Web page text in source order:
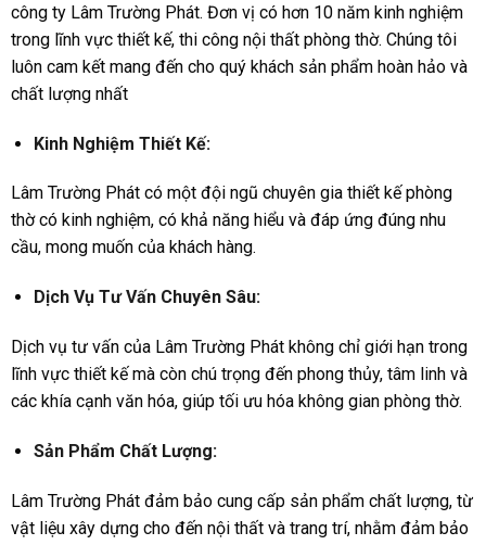
công ty Lâm Trường Phát. Đơn vị có hơn 10 năm kinh nghiệm
trong lĩnh vực thiết kế, thi công nội thất phòng thờ. Chúng tôi
luôn cam kết mang đến cho quý khách sản phẩm hoàn hảo và
chất lượng nhất
Kinh Nghiệm Thiết Kế:
Lâm Trường Phát có một đội ngũ chuyên gia thiết kế phòng
thờ có kinh nghiệm, có khả năng hiểu và đáp ứng đúng nhu
cầu, mong muốn của khách hàng.
Dịch Vụ Tư Vấn Chuyên Sâu:
Dịch vụ tư vấn của Lâm Trường Phát không chỉ giới hạn trong
lĩnh vực thiết kế mà còn chú trọng đến phong thủy, tâm linh và
các khía cạnh văn hóa, giúp tối ưu hóa không gian phòng thờ.
Sản Phẩm Chất Lượng:
Lâm Trường Phát đảm bảo cung cấp sản phẩm chất lượng, từ
vật liệu xây dựng cho đến nội thất và trang trí, nhằm đảm bảo